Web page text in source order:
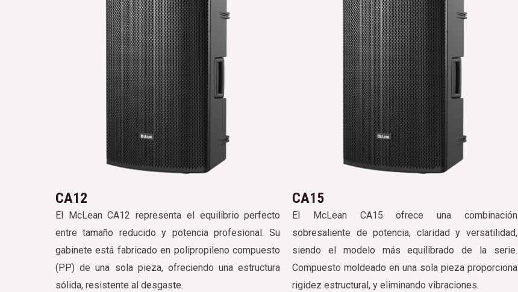
CA12
El McLean CA12 representa el equilibrio perfecto
entre tamaño reducido y potencia profesional. Su
gabinete está fabricado en polipropileno compuesto
(PP) de una sola pieza, ofreciendo una estructura
sólida, resistente al desgaste.
CA15
El McLean CA15 ofrece una combinación
sobresaliente de potencia, claridad y versatilidad,
siendo el modelo más equilibrado de la serie.
Compuesto moldeado en una sola pieza proporciona
rigidez estructural, y eliminando vibraciones.